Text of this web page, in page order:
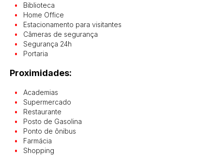
Biblioteca
Home Office
Estacionamento para visitantes
Câmeras de segurança
Segurança 24h
Portaria
Proximidades:
Academias
Supermercado
Restaurante
Posto de Gasolina
Ponto de ônibus
Farmácia
Shopping